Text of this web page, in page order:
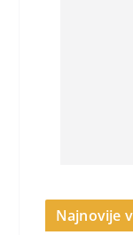
Najnovije